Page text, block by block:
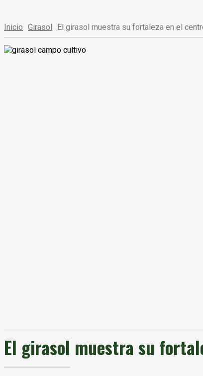
Inicio Girasol El girasol muestra su fortaleza en el
El girasol muestra su